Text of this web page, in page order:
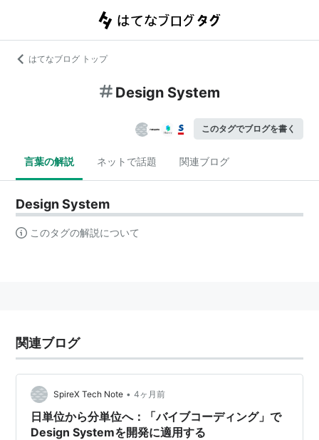
はてなブログ トップ
Design System
このタグでブログを書く
言葉の解説 ネットで話題 関連ブログ
Design System
このタグの解説について
関連ブログ
SpireX Tech Note • 4ヶ月前
日単位から分単位へ：「バイブコーディング」で
Design Systemを開発に適用する